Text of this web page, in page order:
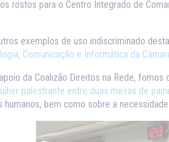
rostos para o Centro Integrado de
exemplos de uso indiscriminado
Comunicação e Informática da
da Coalizão Direitos na Rede,
palestrante entre duas mesas de
bem como sobre a